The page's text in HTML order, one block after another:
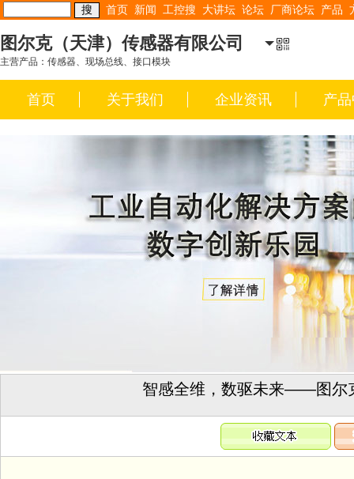
首页 新闻 工控搜 大讲坛 论坛 厂商论坛 产品
图尔克（天津）传感器有限公司
主营产品：传感器、现场总线、接口模块
首页 关于我们 企业资讯 产
智感全维，数驱未来——图尔